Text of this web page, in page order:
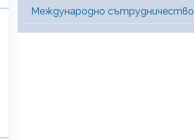
Международно сътрудничество